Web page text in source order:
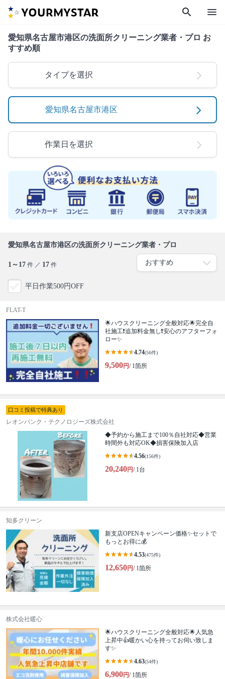
search menu
愛知県名古屋市港区の洗面所クリーニング業者・プロ お
すすめ順
タイプを選択
愛知県名古屋市港区
作業日を選択
愛知県名古屋市港区の洗面所クリーニング業者・プロ
1～17 件 ／ 17 件
平日作業500円OFF
FLAT-T
🌟ハウスクリーニング全般対応🌟完全自
社施工❗️追加料金無し❗️安心のアフターフォ
ロー✨
4.74(56件)
9,500円/ 1箇所
口コミ投稿で特典あり
レオンバンク・テクノロジーズ株式会社
◆予約から施工まで100％自社対応◆営業
時間外も対応OK◆損害保険加入店
4.56(156件)
20,240円/ 1台
知多クリーン
新支店OPENキャンペーン価格✨セットで
もっとお得に💰
4.53(475件)
12,650円/ 1箇所
株式会社暖心
🌟ハウスクリーニング全般対応🌟人気急
上昇中👍暖かい心を持ってお伺い致しま
す✨
4.63(54件)
6,900円/ 1箇所